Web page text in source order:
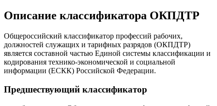
Описание классификатора ОКПДТР
Общероссийский классификатор профессий рабочих,
должностей служащих и тарифных разрядов (ОКПДТР)
является составной частью Единой системы классификации и
кодирования технико-экономической и социальной
информации (ЕСКК) Российской Федерации.
Предшествующий классификатор